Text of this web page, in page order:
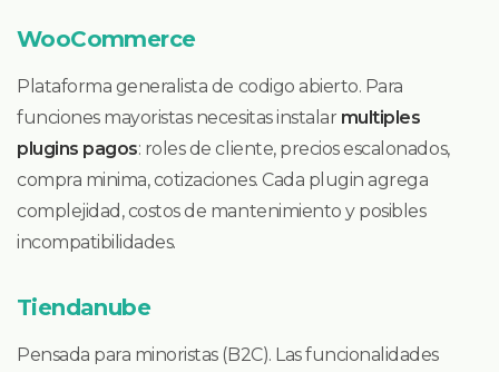
WooCommerce
Plataforma generalista de codigo abierto. Para
funciones mayoristas necesitas instalar multiples
plugins pagos: roles de cliente, precios escalonados,
compra minima, cotizaciones. Cada plugin agrega
complejidad, costos de mantenimiento y posibles
incompatibilidades.
Tiendanube
Pensada para minoristas (B2C). Las funcionalidades